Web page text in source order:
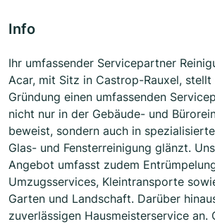
Info
Ihr umfassender Servicepartner
Acar, mit Sitz in Castrop-Rauxel, stellt
Gründung einen umfassenden
nicht nur in der Gebäude- und
beweist, sondern auch in
Glas- und Fensterreinigung glänzt.
Angebot umfasst zudem
Umzugsservices, Kleintransporte
Garten und Landschaft. Darüber
zuverlässigen Hausmeisterservice an.